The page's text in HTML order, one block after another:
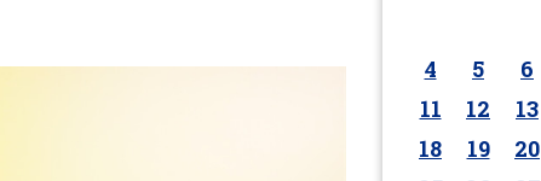
4
5 6
11
12 13
18
19 20